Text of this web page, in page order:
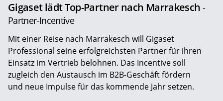
Gigaset lädt Top-Partner nach Marrakesch -
Partner-Incentive
Mit einer Reise nach Marrakesch will Gigaset
Professional seine erfolgreichsten Partner für ihren
Einsatz im Vertrieb belohnen. Das Incentive soll
zugleich den Austausch im B2B-Geschäft fördern
und neue Impulse für das kommende Jahr setzen.